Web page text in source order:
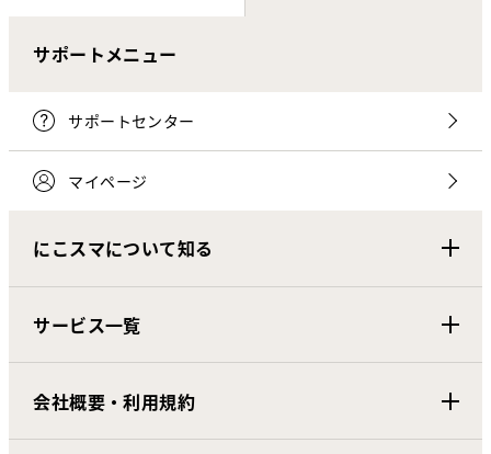
サポートメニュー
サポートセンター
マイページ
にこスマについて知る
サービス一覧
会社概要・利用規約